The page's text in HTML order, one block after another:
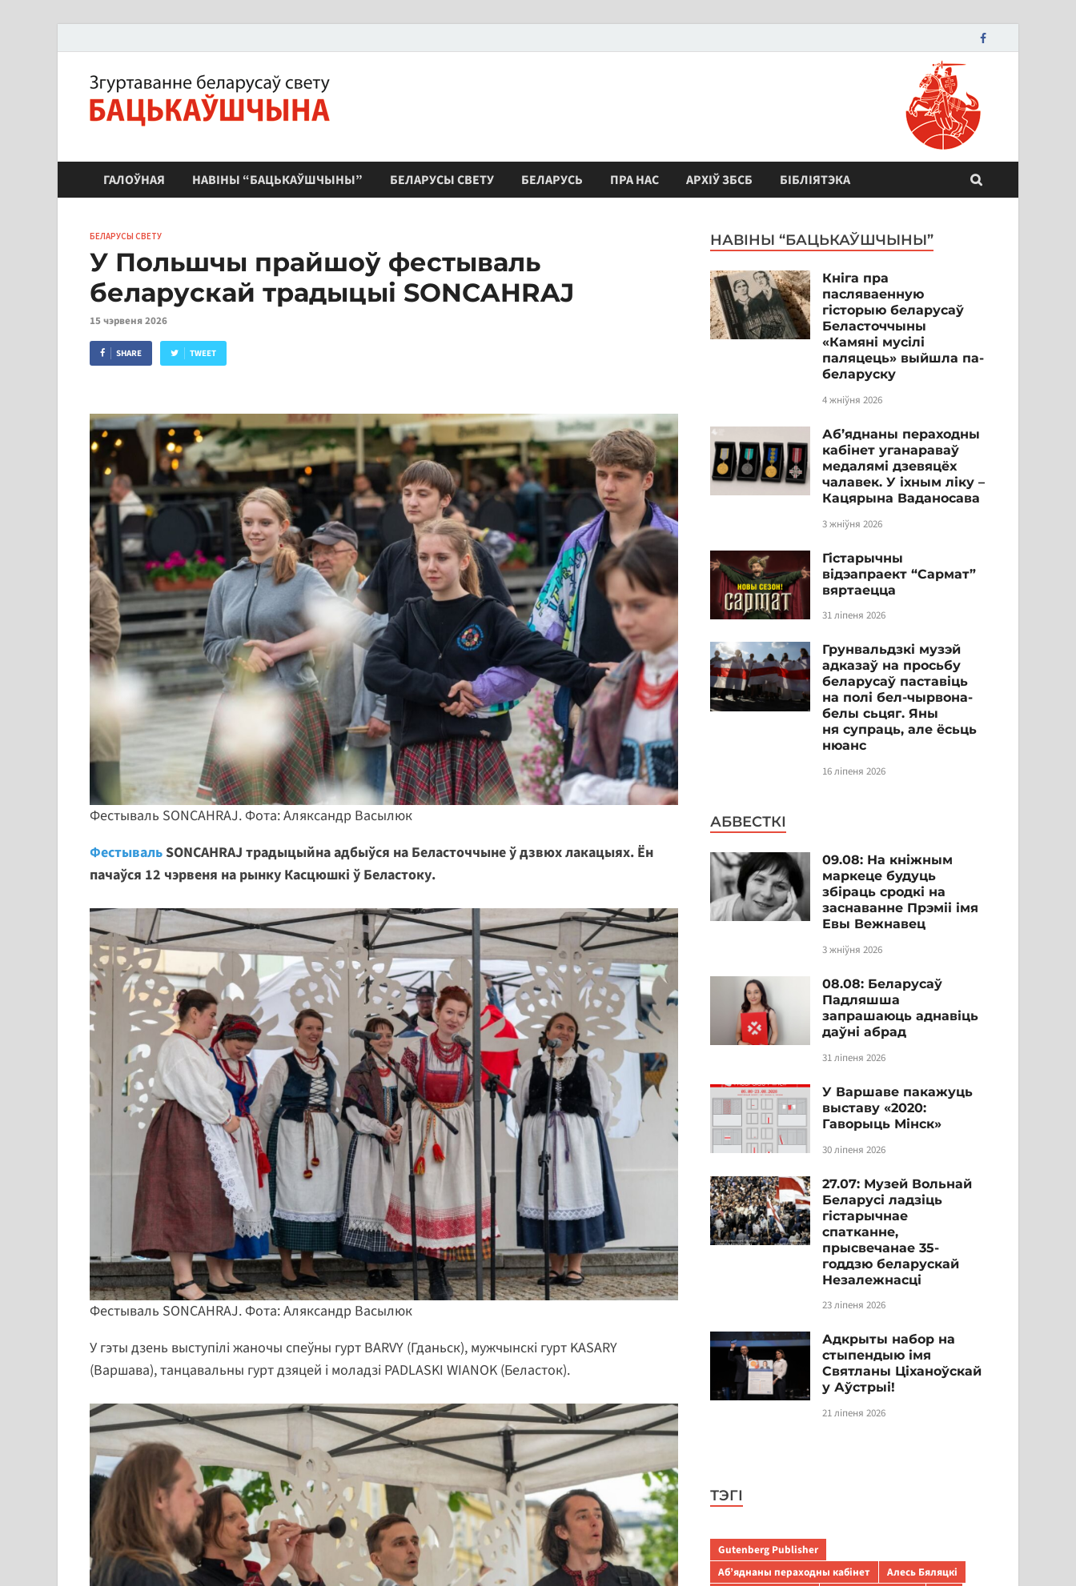
ЗБС "Бацькаўшчына"
ГАЛОЎНАЯ НАВІНЫ “БАЦЬКАЎШЧЫНЫ” БЕЛАРУСЫ СВЕТУ БЕЛАРУСЬ ПРА НАС АРХІЎ ЗБСБ БІБЛІЯТЭКА
БЕЛАРУСЫ СВЕТУ
У Польшчы прайшоў фестываль
беларускай традыцыі SONCAHRAJ
15 чэрвеня 2026
SHARE TWEET
Фестываль SONCAHRAJ. Фота: Аляксандр Васылюк
ФестывальSONCAHRAJ традыцыйна адбыўся на Беласточчыне ў дзвюх лакацыях. Ён
пачаўся 12 чэрвеня на рынку Касцюшкі ў Беластоку.
Фестываль SONCAHRAJ. Фота: Аляксандр Васылюк
У гэты дзень выступілі жаночы спеўны гурт BARVY (Гданьск), мужчынскі гурт KASARY
(Варшава), танцавальны гурт дзяцей і моладзі PADLASKI WIANOK (Беласток).
НАВІНЫ “БАЦЬКАЎШЧЫНЫ”
Кніга пра
пасляваенную
гісторыю беларусаў
Беласточчыны
«Камяні мусілі
паляцець» выйшла па-
беларуску
4 жніўня 2026
Аб’яднаны пераходны
кабінет уганараваў
медалямі дзевяцёх
чалавек. У іхным ліку –
Кацярына Ваданосава
3 жніўня 2026
Гістарычны
відэапраект “Сармат”
вяртаецца
31 ліпеня 2026
Грунвальдзкі музэй
адказаў на просьбу
беларусаў паставіць
на полі бел-чырвона-
белы сьцяг. Яны
ня супраць, але ёсьць
нюанс
16 ліпеня 2026
АБВЕСТКІ
09.08: На кніжным
маркеце будуць
збіраць сродкі на
заснаванне Прэміі імя
Евы Вежнавец
3 жніўня 2026
08.08: Беларусаў
Падляшша
запрашаюць аднавіць
даўні абрад
31 ліпеня 2026
У Варшаве пакажуць
выставу «2020:
Гаворыць Мінск»
30 ліпеня 2026
27.07: Музей Вольнай
Беларусі ладзіць
гістарычнае
спатканне,
прысвечанае 35-
годдзю беларускай
Незалежнасці
23 ліпеня 2026
Адкрыты набор на
стыпендыю імя
Святланы Ціханоўскай
у Аўстрыі!
21 ліпеня 2026
ТЭГІ
Gutenberg Publisher
Аб’яднаны пераходны кабінет
Алесь Бяляцкі